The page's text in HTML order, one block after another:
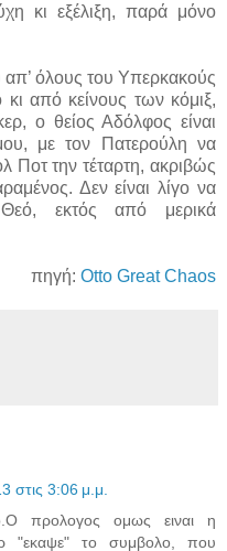
κι εξέλιξη, παρά μόνο
απ’ όλους του Υπερκακούς
από κείνους των κόμιξ,
ο θείος Αδόλφος είναι
με τον Πατερούλη να
Ποτ την τέταρτη, ακριβώς
Δεν είναι λίγο να
εκτός από μερικά
πηγή: Otto Great Chaos
στις 3:06 μ.μ.
προλογος ομως ειναι η
"εκαψε" το συμβολο, που